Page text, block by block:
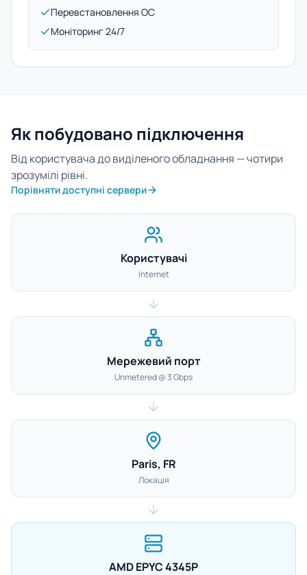
Перевстановлення ОС
Моніторинг 24/7
Як побудовано підключення
Від користувача до виділеного обладнання — чотири
зрозумілі рівні.
Порівняти доступні сервери
Користувачі
Internet
Мережевий порт
Unmetered @ 3 Gbps
Paris, FR
Локація
AMD EPYC 4345P